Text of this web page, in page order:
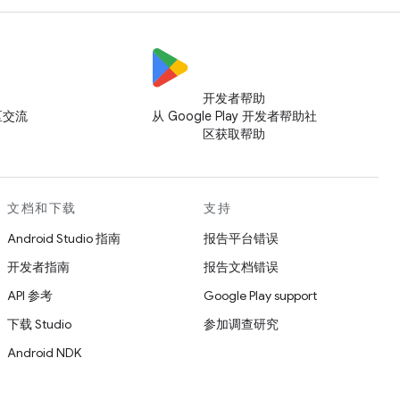
流
开发者帮助
从 Google Play 开发者帮助社
区获取帮助
文档和下载
Android Studio 指南
开发者指南
API 参考
下载 Studio
Android NDK
支持
报告平台错误
报告文档错误
Google Play support
参加调查研究